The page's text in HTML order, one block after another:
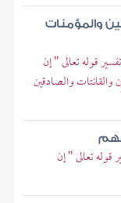
والمؤمنات
قوله تعالى " إن
والقانتات والصادقين
قوله تعالى " إن